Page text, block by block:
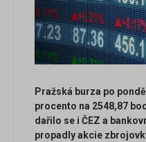
Pražská burza po
procento na 2548,87
dařilo se i ČEZ a
propadly akcie